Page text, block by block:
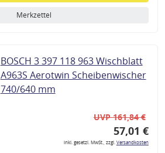
Merkzettel
BOSCH 3 397 118 963 Wischblatt
A963S Aerotwin Scheibenwischer
740/640 mm
UVP 161,84 €
57,01 €
inkl. gesetzl. MwSt., zzgl.Versandkosten